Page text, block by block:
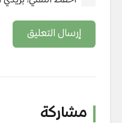
إرسال التعليق
مشاركة